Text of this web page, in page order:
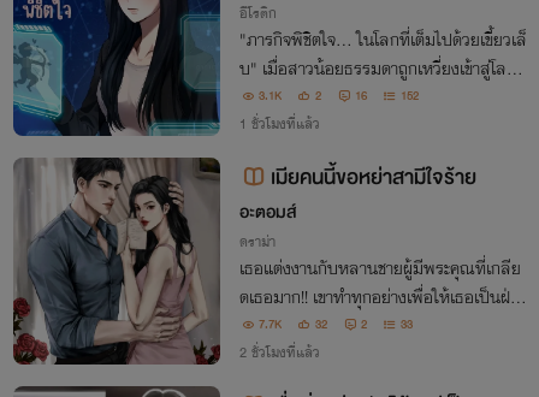
อีโรติก
​"ภารกิจพิชิตใจ... ในโลกที่เต็มไปด้วยเขี้ยวเล็
บ" ​เมื่อสาวน้อยธรรมดาถูกเหวี่ยงเข้าสู่โลกที่
'ผู้แข็งแกร่งเท่านั้นคือผู้อยู่รอด' พร้อมกับระ
บบที่มอบภารกิจให้เธอต้องสร้างความรักกับ
เหล่าออร์คผู้เย็นชา
3.1K 2 16 152
1 ชั่วโมงที่แล้ว
เมียคนนี้ขอหย่าสามีใจร้าย
อะตอมส์
ดราม่า
เธอแต่งงานกับหลานชายผู้มีพระคุณที่เกลีย
ดเธอมาก!! เขาทำทุกอย่างเพื่อให้เธอเป็นฝ่าย
ขอหย่า แต่เมื่อเธอทนไม่ไหว ขอหย่าจริงๆ เข
ากลับแทบคลั่ง กว่าจะรู้ว่าอยู่ไม่ได้เมื่อไม่มีเธ
อก็สายไปแล้ว...
7.7K 32 2 33
2 ชั่วโมงที่แล้ว